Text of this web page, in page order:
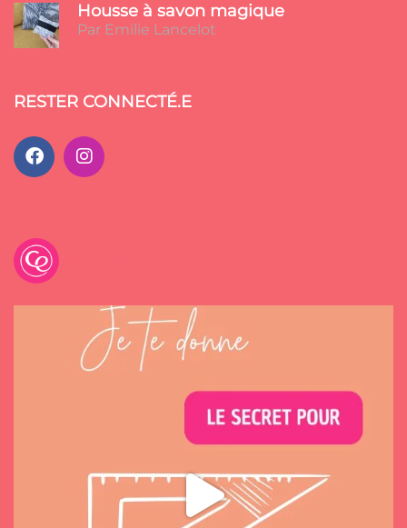
Housse à savon magique
Par Emilie Lancelot
RESTER CONNECTÉ.E